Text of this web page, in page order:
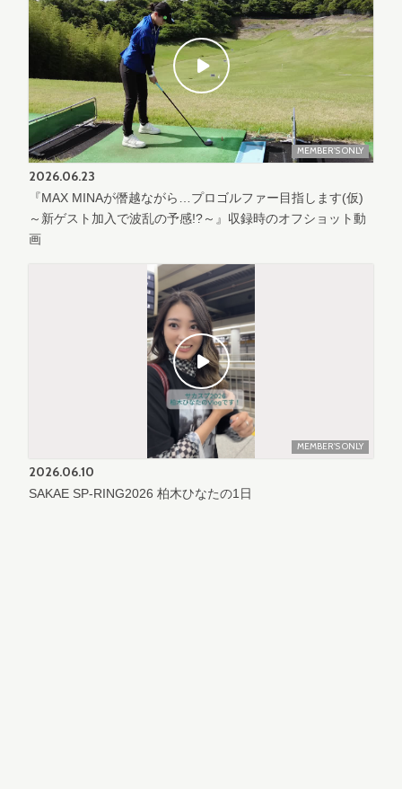
MEMBER'S ONLY
2026.06.23
『MAX MINAが僭越ながら…プロゴルファー目指します(仮)
～新ゲスト加入で波乱の予感!?～』収録時のオフショット動
画
MEMBER'S ONLY
2026.06.10
SAKAE SP-RING2026 柏木ひなたの1日